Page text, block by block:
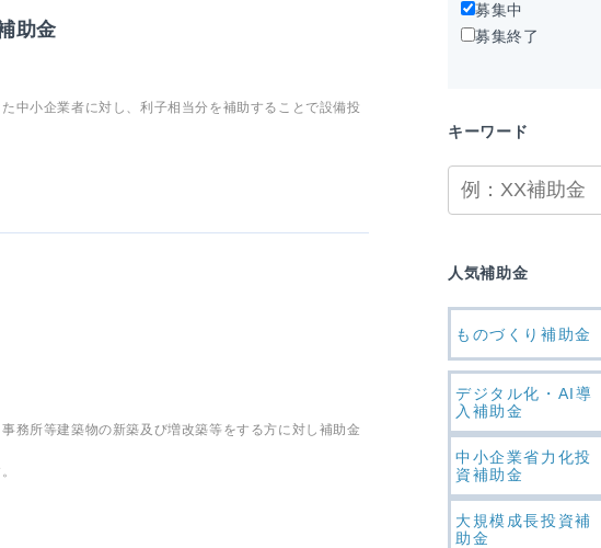
助金
中小企業者に対し、利子相当分を補助することで設備投
務所等建築物の新築及び増改築等をする方に対し補助金
募集中
募集終了
キーワード
人気補助金
ものづくり補助金
デジタル化・AI導
入補助金
中小企業省力化投
資補助金
大規模成長投資補
助金